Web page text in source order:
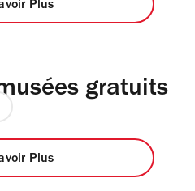
Plus
gratuits
Plus